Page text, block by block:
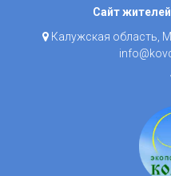
Сайт
Калужская область,